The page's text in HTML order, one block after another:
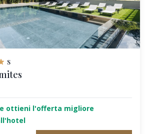
s
ottieni l'offerta migliore